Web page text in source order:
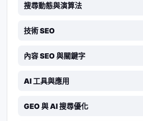
搜尋動態與演算法
技術 SEO
內容 SEO 與關鍵字
AI 工具與應用
GEO 與 AI 搜尋優化